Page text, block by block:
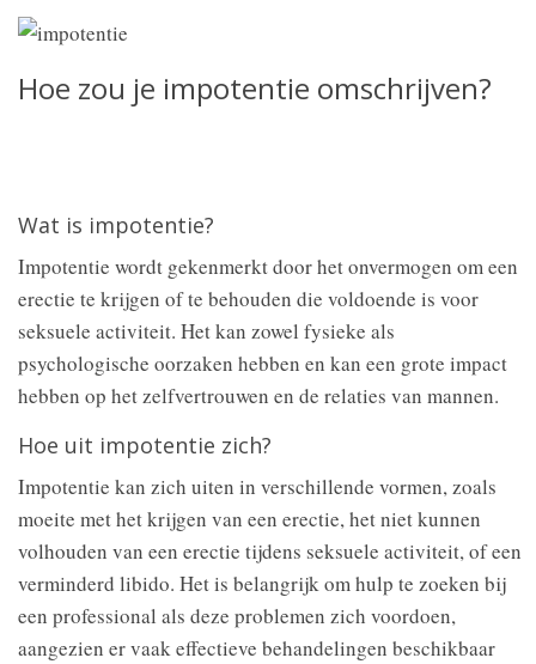
Hoe zou je impotentie omschrijven?
Wat is impotentie?
Impotentie wordt gekenmerkt door het onvermogen om een
erectie te krijgen of te behouden die voldoende is voor
seksuele activiteit. Het kan zowel fysieke als
psychologische oorzaken hebben en kan een grote impact
hebben op het zelfvertrouwen en de relaties van mannen.
Hoe uit impotentie zich?
Impotentie kan zich uiten in verschillende vormen, zoals
moeite met het krijgen van een erectie, het niet kunnen
volhouden van een erectie tijdens seksuele activiteit, of een
verminderd libido. Het is belangrijk om hulp te zoeken bij
een professional als deze problemen zich voordoen,
aangezien er vaak effectieve behandelingen beschikbaar